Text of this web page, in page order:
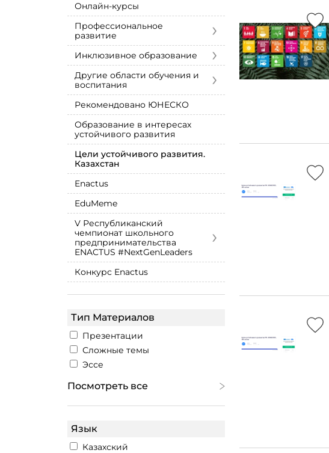
Онлайн-курсы
Профессиональное
развитие
›
Инклюзивное образование ›
Другие области обучения и
воспитания
›
Рекомендовано ЮНЕСКО
Образование в интересах
устойчивого развития
Цели устойчивого развития.
Казахстан
Enactus
EduMeme
V Республиканский
чемпионат школьного
предпринимательства
ENACTUS #NextGenLeaders
›
Конкурс Enactus
Тип Материалов
Презентации
Сложные темы
Эссе
Посмотреть все
Язык
Казахский